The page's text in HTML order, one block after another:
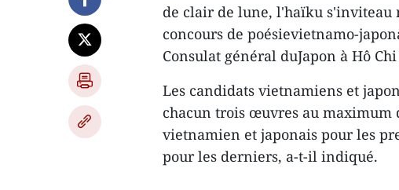
de clair de lune, l'haïku
concours de poésievietnamo-
Consulat général duJapon à Hô
Les candidats vietnamiens et
chacun trois œuvres au
vietnamien et japonais pour les
pour les derniers, a-t-il indiqué.